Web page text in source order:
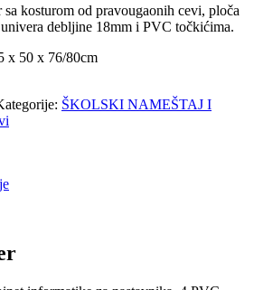
kosturom od pravougaonih cevi, ploča
debljine 18mm i PVC točkićima.
x 50 x 76/80cm
ŠKOLSKI NAMEŠTAJ I